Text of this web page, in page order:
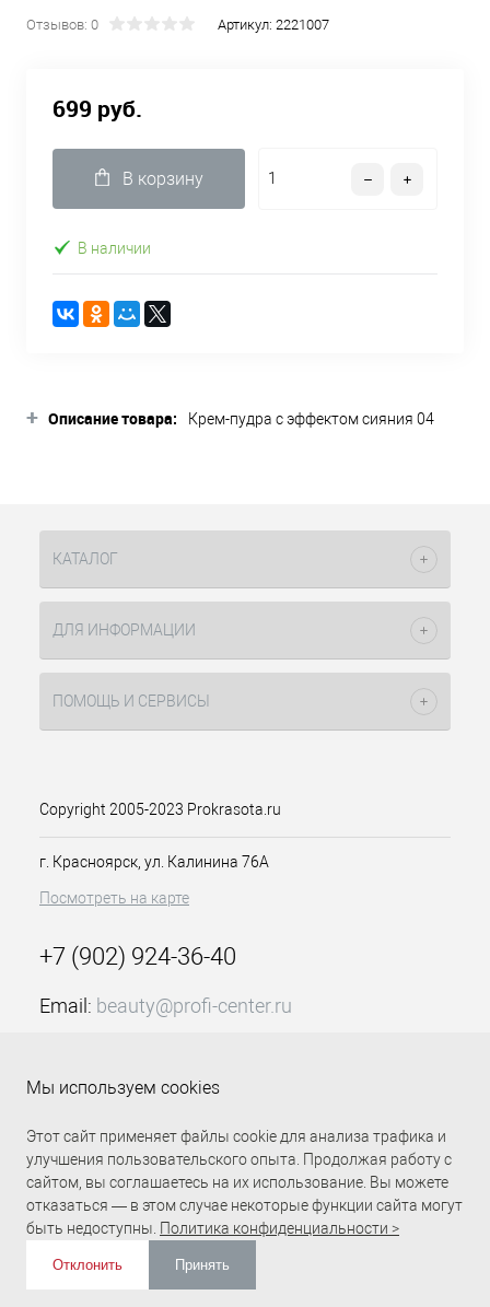
Отзывов: 0 Артикул: 2221007
699 руб.
В корзину
В наличии
+ Описание товара:
Крем-пудра с эффектом сияния 04
выработку себума, придавая коже
целый день.
Отличительные особенности rрем-
пудры с эффектом сияния 04 NOTE:
ложится на поверхность кожи.
контролирует выроботку
себума в течение всего дня.
КАТАЛОГ
ДЛЯ ИНФОРМАЦИИ
ПОМОЩЬ И СЕРВИСЫ
Copyright 2005-2023 Prokrasota.ru
г. Красноярск, ул. Калинина 76А
Посмотреть на карте
+7 (902) 924-36-40
Email: beauty@profi-center.ru
Прямая связь Profi Center
Мы используем cookies
Этот сайт применяет файлы cookie для анализа трафика и
улучшения пользовательского опыта. Продолжая работу с
сайтом, вы соглашаетесь на их использование. Вы можете
отказаться — в этом случае некоторые функции сайта могут
быть недоступны. Политика конфиденциальности >
Отклонить Принять